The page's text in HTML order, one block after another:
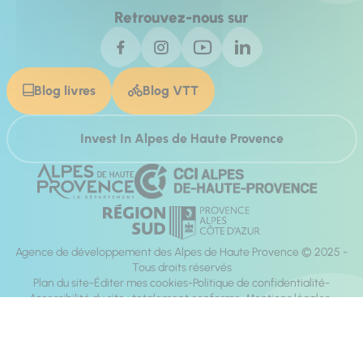
Retrouvez-nous sur
Blog livres Blog VTT
Invest In Alpes de Haute Provence
Agence de développement des Alpes de Haute Provence © 2025 -
Tous droits réservés
Plan du site Éditer mes cookies Politique de confidentialité
Accessibilité du site : totalement conforme Mentions légales